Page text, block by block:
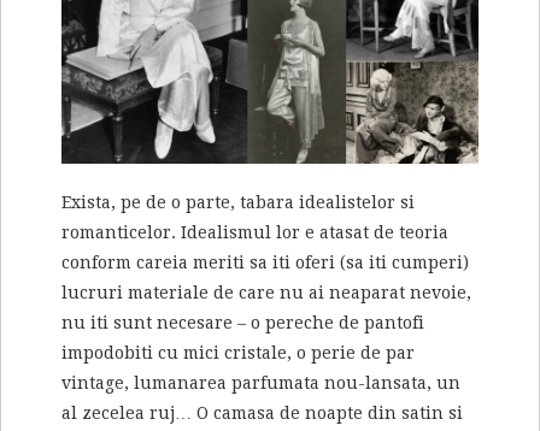
Exista, pe de o parte, tabara idealistelor si
romanticelor. Idealismul lor e atasat de teoria
conform careia meriti sa iti oferi (sa iti cumperi)
lucruri materiale de care nu ai neaparat nevoie,
nu iti sunt necesare – o pereche de pantofi
impodobiti cu mici cristale, o perie de par
vintage, lumanarea parfumata nou-lansata, un
al zecelea ruj… O camasa de noapte din satin si